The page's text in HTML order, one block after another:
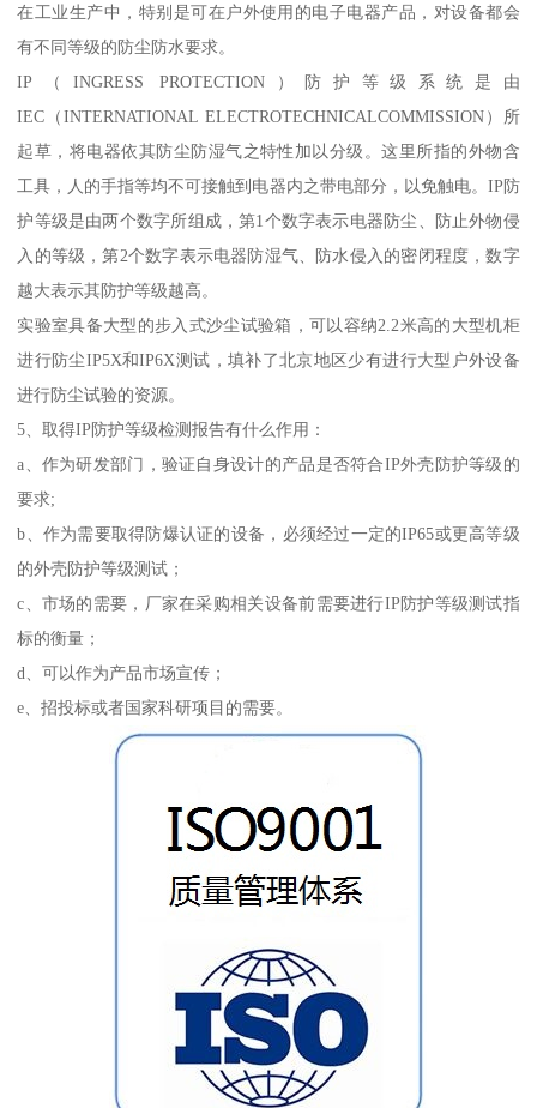
在工业生产中，特别是可在户外使用的电子电器产品，对设备都会
有不同等级的防尘防水要求。
IP（INGRESS PROTECTION）防护等级系统是由
IEC（INTERNATIONAL ELECTROTECHNICALCOMMISSION）所
起草，将电器依其防尘防湿气之特性加以分级。这里所指的外物含
工具，人的手指等均不可接触到电器内之带电部分，以免触电。IP防
护等级是由两个数字所组成，第1个数字表示电器防尘、防止外物侵
入的等级，第2个数字表示电器防湿气、防水侵入的密闭程度，数字
越大表示其防护等级越高。
实验室具备大型的步入式沙尘试验箱，可以容纳2.2米高的大型机柜
进行防尘IP5X和IP6X测试，填补了北京地区少有进行大型户外设备
进行防尘试验的资源。
5、取得IP防护等级检测报告有什么作用：
a、作为研发部门，验证自身设计的产品是否符合IP外壳防护等级的
要求;
b、作为需要取得防爆认证的设备，必须经过一定的IP65或更高等级
的外壳防护等级测试；
c、市场的需要，厂家在采购相关设备前需要进行IP防护等级测试指
标的衡量；
d、可以作为产品市场宣传；
e、招投标或者国家科研项目的需要。